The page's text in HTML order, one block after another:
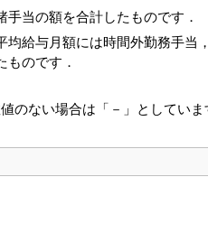
当の額を合計したものです．
均給与月額には時間外勤務手
ものです．
のない場合は「－」としていま